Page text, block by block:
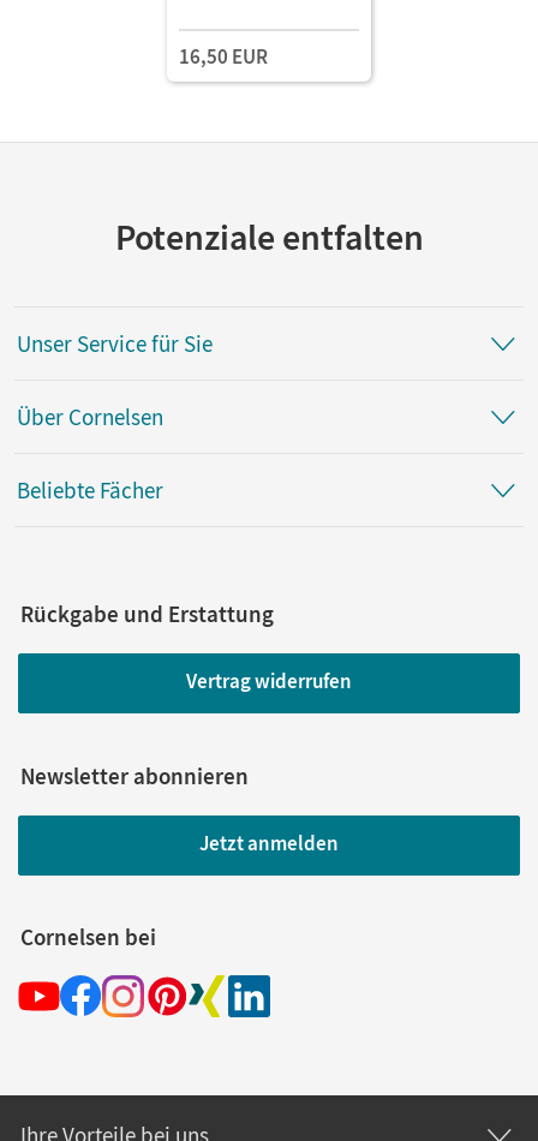
Selbstlernen und Audios
online
16,50 EUR
Potenziale entfalten
Unser Service für Sie
Über Cornelsen
Beliebte Fächer
Rückgabe und Erstattung
Vertrag widerrufen
Newsletter abonnieren
Jetzt anmelden
Cornelsen bei
Ihre Vorteile bei uns